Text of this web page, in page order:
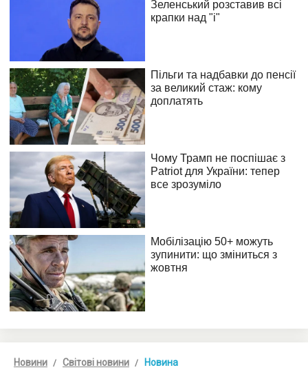
Новини Світові новини Новина